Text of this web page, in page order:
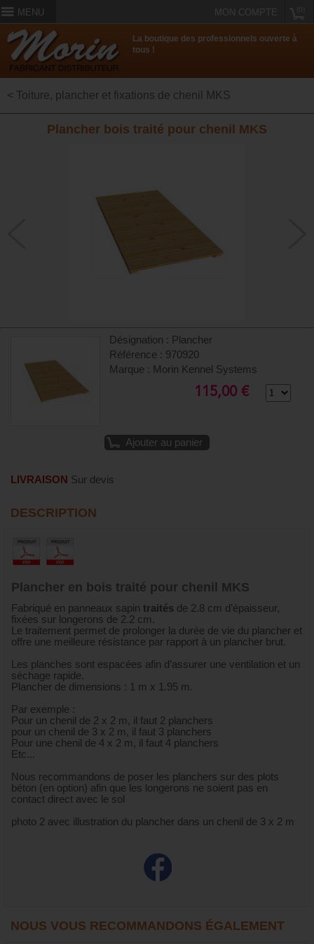
MENU MON COMPTE
La boutique des professionnels ouverte à
tous !
< Toiture, plancher et fixations de chenil MKS
Plancher bois traité pour chenil MKS
Désignation : Plancher
Référence : 970920
Marque : Morin Kennel Systems
115,00 €
Ajouter au panier
LIVRAISON Sur devis
DESCRIPTION
Plancher en bois traité pour chenil MKS
Fabriqué en panneaux sapin traités de 2.8 cm d’épaisseur,
fixées sur longerons de 2.2 cm.
Le traitement permet de prolonger la durée de vie du plancher et
offre une meilleure résistance par rapport à un plancher brut.
Les planches sont espacées afin d’assurer une ventilation et un
séchage rapide.
Plancher de dimensions : 1 m x 1.95 m.
Par exemple :
Pour un chenil de 2 x 2 m, il faut 2 planchers
pour un chenil de 3 x 2 m, il faut 3 planchers
Pour une chenil de 4 x 2 m, il faut 4 planchers
Etc...
Nous recommandons de poser les planchers sur des plots
béton (en option) afin que les longerons ne soient pas en
contact direct avec le sol
photo 2 avec illustration du plancher dans un chenil de 3 x 2 m
NOUS VOUS RECOMMANDONS ÉGALEMENT